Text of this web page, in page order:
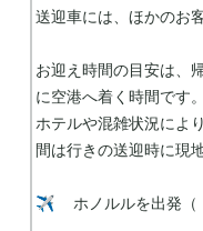
送迎車には、ほかのお
お迎え時間の目安は、
に空港へ着く時間です。
ホテルや混雑状況によ
間は行きの送迎時に現
✈️ ホノルルを出発